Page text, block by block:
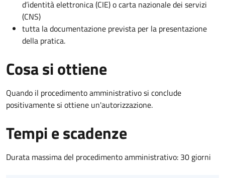
d’identità elettronica (CIE) o carta nazionale dei servizi
(CNS)
tutta la documentazione prevista per la presentazione
della pratica.
Cosa si ottiene
Quando il procedimento amministrativo si conclude
positivamente si ottiene un'autorizzazione.
Tempi e scadenze
Durata massima del procedimento amministrativo: 30 giorni